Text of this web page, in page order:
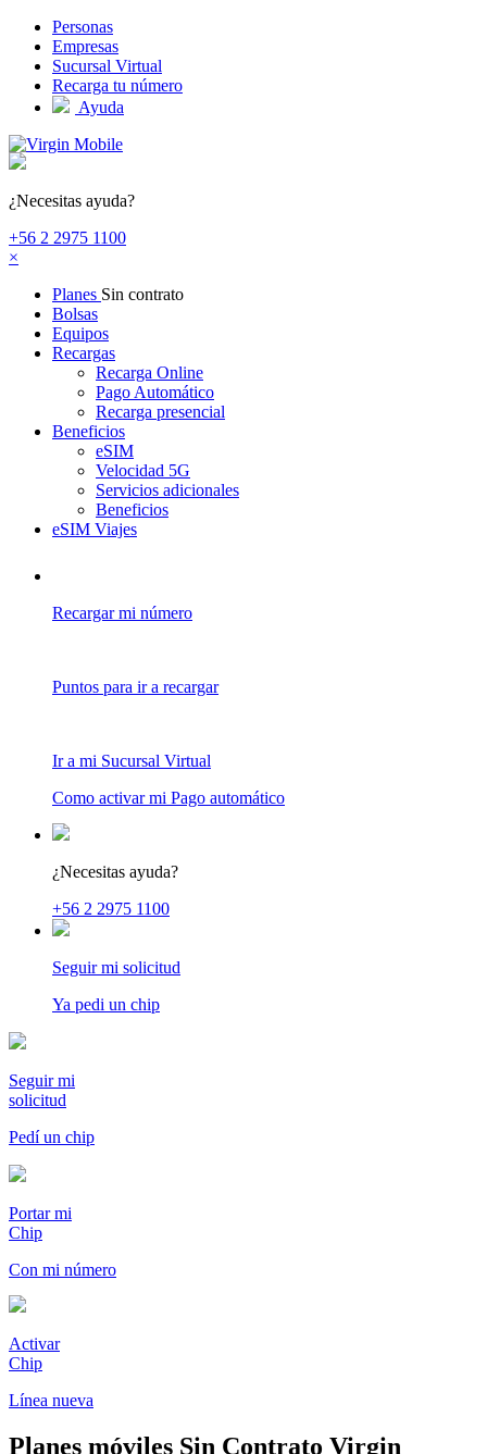
Pasar al contenido principal
Personas
Empresas
Sucursal Virtual
Recarga tu número
Ayuda
¿Necesitas ayuda?
+56 2 2975 1100
×
Planes Sin contrato
Bolsas
Equipos
Recargas
Recarga Online
Pago Automático
Recarga presencial
Beneficios
eSIM
Velocidad 5G
Servicios adicionales
Beneficios
eSIM Viajes
Recargar mi número
Puntos para ir a recargar
Ir a mi Sucursal Virtual
Como activar mi Pago automático
¿Necesitas ayuda?
+56 2 2975 1100
Seguir mi solicitud
Ya pedi un chip
Seguir mi
solicitud
Pedí un chip
Portar mi
Chip
Con mi número
Activar
Chip
Línea nueva
Planes móviles Sin Contrato Virgin